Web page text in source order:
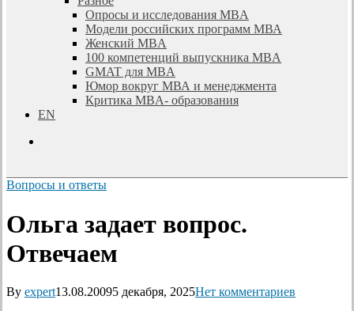
Опросы и исследования MBA
Модели российских программ МВА
Женский MBA
100 компетенций выпускника MBA
GMAT для MBA
Юмор вокруг МВА и менеджмента
Критика MBA- образования
EN
Вопросы и ответы
Ольга задает вопрос.
Отвечаем
By expert13.08.20095 декабря, 2025Нет комментариев